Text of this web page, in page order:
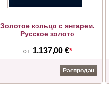
Золотое кольцо с янтарем.
Русское золото
от: 1.137,00 €*
Распродан